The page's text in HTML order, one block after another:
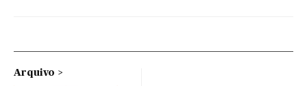
Arquivo